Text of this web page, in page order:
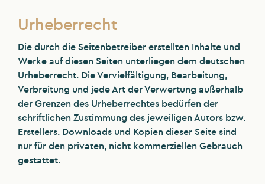
Urheberrecht
Die durch die Seitenbetreiber erstellten Inhalte und
Werke auf diesen Seiten unterliegen dem deutschen
Urheberrecht. Die Vervielfältigung, Bearbeitung,
Verbreitung und jede Art der Verwertung außerhalb
der Grenzen des Urheberrechtes bedürfen der
schriftlichen Zustimmung des jeweiligen Autors bzw.
Erstellers. Downloads und Kopien dieser Seite sind
nur für den privaten, nicht kommerziellen Gebrauch
gestattet.